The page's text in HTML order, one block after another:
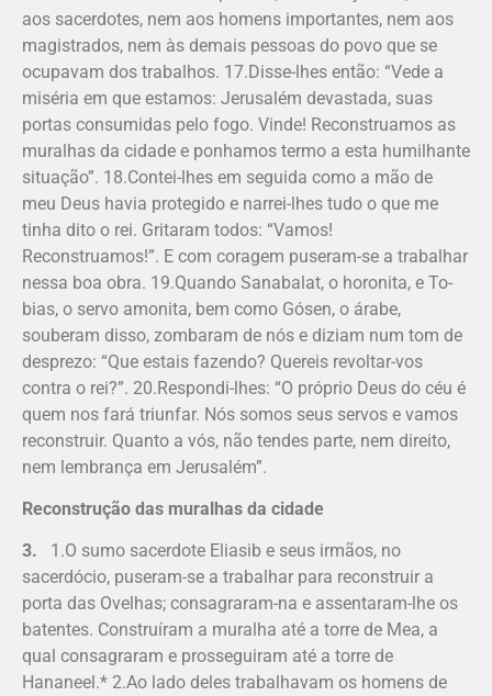
aos sacerdotes, nem aos homens importantes, nem aos
magistrados, nem às demais pessoas do povo que se
ocupavam dos trabalhos. 17.Disse-lhes então: “Vede a
miséria em que estamos: Jerusalém devastada, suas
portas consumidas pelo fogo. Vinde! Reconstruamos as
muralhas da cidade e ponhamos termo a esta humilhante
situação”. 18.Contei-lhes em seguida como a mão de
meu Deus havia protegido e narrei-lhes tudo o que me
tinha dito o rei. Gritaram todos: “Vamos!
Reconstruamos!”. E com coragem puseram-se a trabalhar
nessa boa obra. 19.Quando Sanabalat, o horonita, e To­
bias, o servo amonita, bem como Gósen, o árabe,
souberam disso, zombaram de nós e diziam num tom de
desprezo: “Que estais fazendo? Quereis revoltar-vos
contra o rei?”. 20.Respondi-lhes: “O próprio Deus do céu é
quem nos fará triunfar. Nós somos seus servos e vamos
reconstruir. Quanto a vós, não tendes parte, nem direito,
nem lembrança em Jerusalém”.
Reconstrução das muralhas da cidade
3. 1.O sumo sacerdote Eliasib e seus irmãos, no
sacerdócio, puseram-se a trabalhar para reconstruir a
porta das Ovelhas; consagraram-na e assentaram-lhe os
batentes. Construíram a muralha até a torre de Mea, a
qual consagraram e prosseguiram até a torre de
Hananeel.* 2.Ao lado deles trabalhavam os homens de